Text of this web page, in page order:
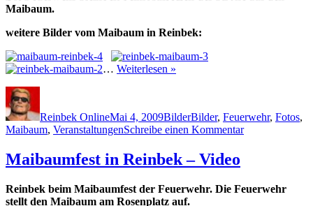
Maibaum.
weitere Bilder vom Maibaum in Reinbek:
… Weiterlesen »
Reinbek OnlineMai 4, 2009BilderBilder, Feuerwehr, Fotos,
Maibaum, VeranstaltungenSchreibe einen Kommentarzu
in
Maibaumfest in Reinbek – Video
Reinbek beim Maibaumfest der Feuerwehr. Die Feuerwehr
stellt den Maibaum am Rosenplatz auf.